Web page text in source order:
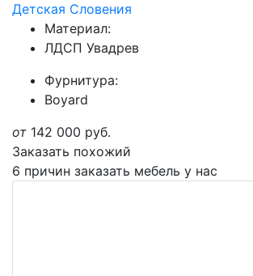
Детская Словения
Материал:
ЛДСП Увадрев
Фурнитура:
Boyard
от 142 000 руб.
Заказать похожий
6 причин заказать мебель у нас